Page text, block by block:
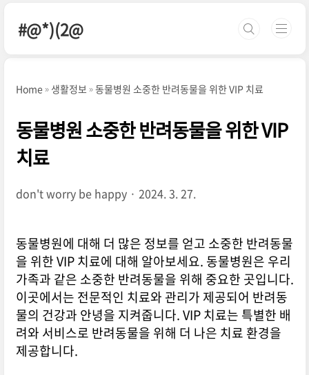
#@*)(2@
Home 생활정보 동물병원 소중한 반려동물을 위한 VIP 치료
동물병원 소중한 반려동물을 위한 VIP
치료
don't worry be happy 2024. 3. 27.
동물병원에 대해 더 많은 정보를 얻고 소중한 반려동물
을 위한 VIP 치료에 대해 알아보세요. 동물병원은 우리
가족과 같은 소중한 반려동물을 위해 중요한 곳입니다.
이곳에서는 전문적인 치료와 관리가 제공되어 반려동
물의 건강과 안녕을 지켜줍니다. VIP 치료는 특별한 배
려와 서비스로 반려동물을 위해 더 나은 치료 환경을
제공합니다.